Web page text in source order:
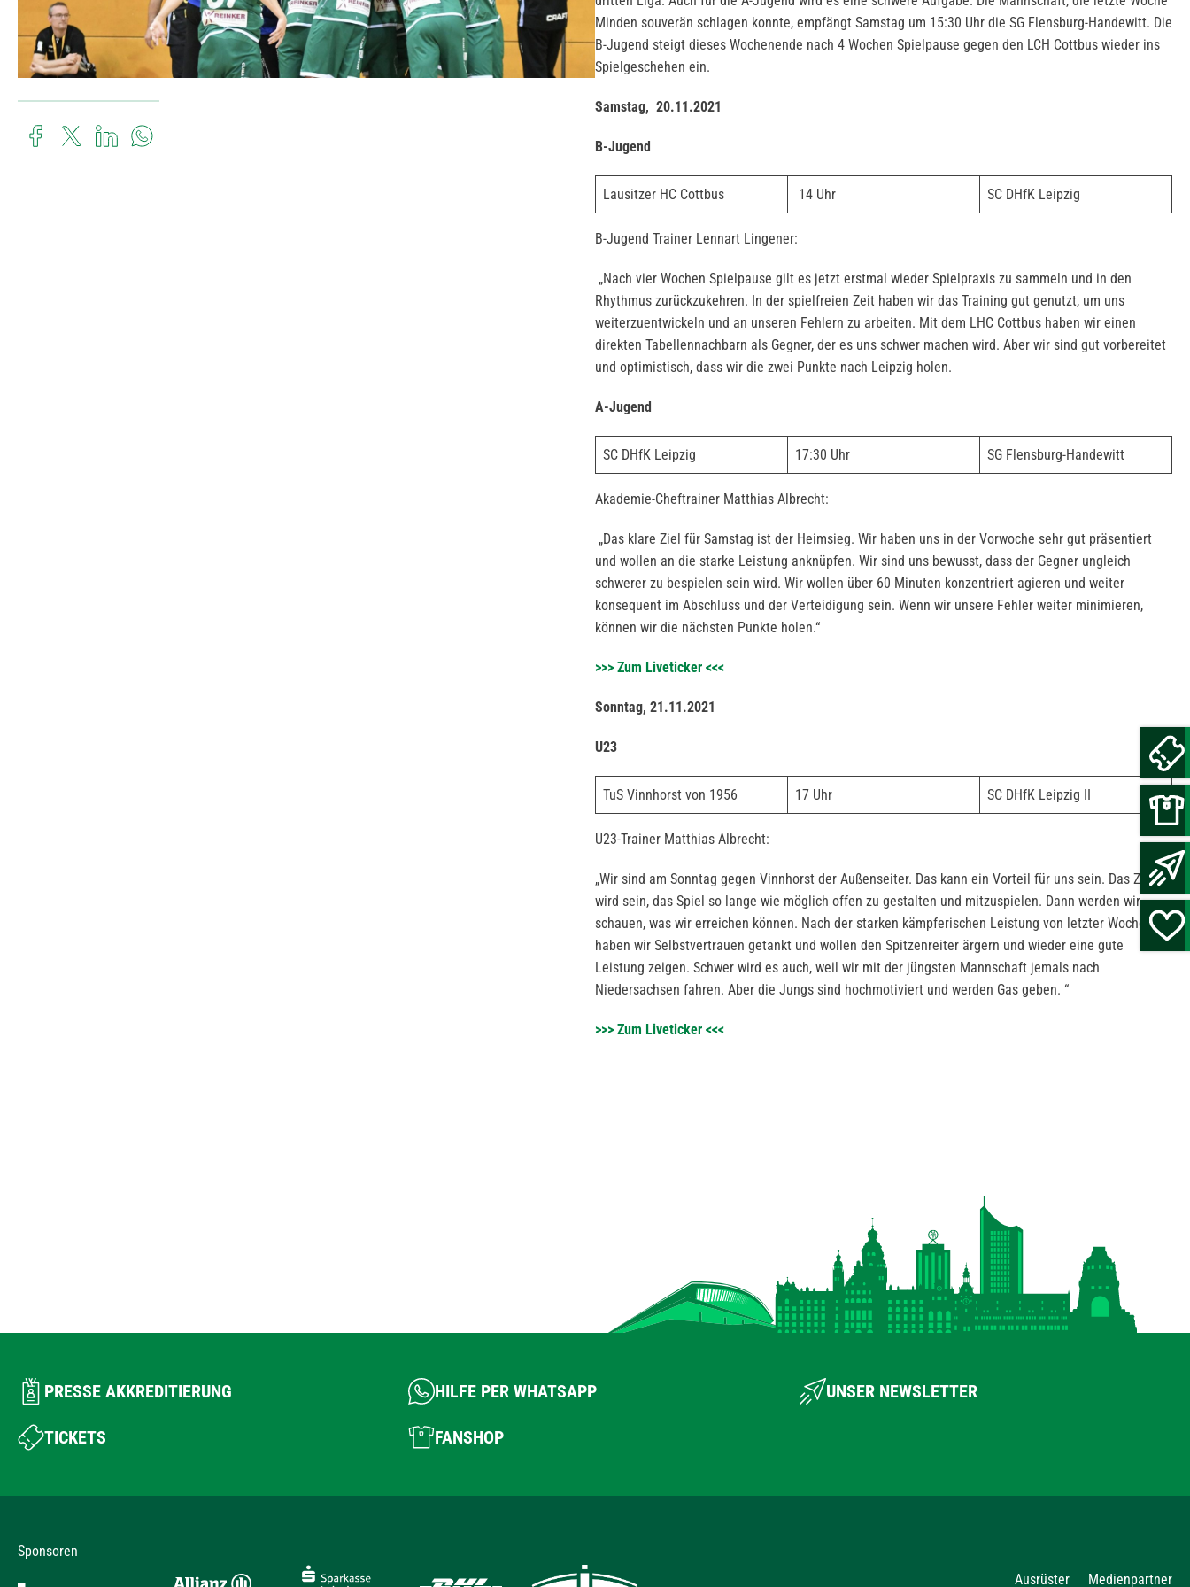
Minden souverän schlagen konnte, empfängt Samstag um 15:30 Uhr die SG Flensburg-Handewitt. Die
B-Jugend steigt dieses Wochenende nach 4 Wochen Spielpause gegen den LCH Cottbus wieder ins
Spielgeschehen ein.
Samstag, 20.11.2021
B-Jugend
Lausitzer HC Cottbus 14 Uhr SC DHfK Leipzig
B-Jugend Trainer Lennart Lingener:
„Nach vier Wochen Spielpause gilt es jetzt erstmal wieder Spielpraxis zu sammeln und in den
Rhythmus zurückzukehren. In der spielfreien Zeit haben wir das Training gut genutzt, um uns
weiterzuentwickeln und an unseren Fehlern zu arbeiten. Mit dem LHC Cottbus haben wir einen
direkten Tabellennachbarn als Gegner, der es uns schwer machen wird. Aber wir sind gut vorbereitet
und optimistisch, dass wir die zwei Punkte nach Leipzig holen.
A-Jugend
SC DHfK Leipzig 17:30 Uhr SG Flensburg-Handewitt
Akademie-Cheftrainer Matthias Albrecht:
„Das klare Ziel für Samstag ist der Heimsieg. Wir haben uns in der Vorwoche sehr gut präsentiert
und wollen an die starke Leistung anknüpfen. Wir sind uns bewusst, dass der Gegner ungleich
schwerer zu bespielen sein wird. Wir wollen über 60 Minuten konzentriert agieren und weiter
konsequent im Abschluss und der Verteidigung sein. Wenn wir unsere Fehler weiter minimieren,
können wir die nächsten Punkte holen.“
>>> Zum Liveticker <<<
Sonntag, 21.11.2021
U23
TuS Vinnhorst von 1956 17 Uhr SC DHfK Leipzig II
U23-Trainer Matthias Albrecht:
„Wir sind am Sonntag gegen Vinnhorst der Außenseiter. Das kann ein Vorteil für uns sein. Das Ziel
wird sein, das Spiel so lange wie möglich offen zu gestalten und mitzuspielen. Dann werden wir
schauen, was wir erreichen können. Nach der starken kämpferischen Leistung von letzter Woche,
haben wir Selbstvertrauen getankt und wollen den Spitzenreiter ärgern und wieder eine gute
Leistung zeigen. Schwer wird es auch, weil wir mit der jüngsten Mannschaft jemals nach
Niedersachsen fahren. Aber die Jungs sind hochmotiviert und werden Gas geben. “
>>> Zum Liveticker <<<
PRESSE AKKREDITIERUNG HILFE PER WHATSAPP UNSER NEWSLETTER
TICKETS FANSHOP
Sponsoren
Ausrüster
Medienpartner